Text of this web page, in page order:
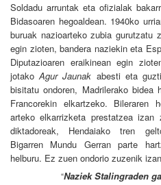
Soldadu arruntak eta ofizialak
Bidasoaren hegoaldean. 1940ko
buruak nazioarteko zubia gurutzatu
egin zioten, bandera naziekin eta
Diputazioaren eraikinean egin
jotakoAgur Jaunak abesti eta
bisitatu ondoren, Madrilerako bidea
Francorekin elkartzeko. Bileraren
arteko elkarrizketa prestatzea
diktadoreak, Hendaiako tren
Bigarren Mundu Gerran parte
helburu. Ez zuen ondorio zuzenik
“Naziek Stalingraden